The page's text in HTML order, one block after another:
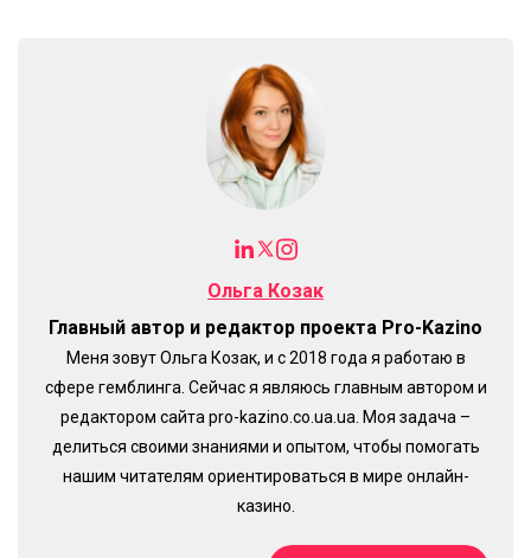
Ольга Козак
Главный автор и редактор проекта Pro-Kazino
Меня зовут Ольга Козак, и с 2018 года я работаю в
сфере гемблинга. Сейчас я являюсь главным автором и
редактором сайта pro-kazino.co.ua.ua. Моя задача –
делиться своими знаниями и опытом, чтобы помогать
нашим читателям ориентироваться в мире онлайн-
казино.